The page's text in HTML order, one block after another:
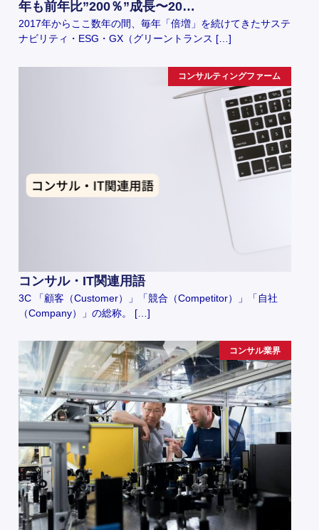
年も前年比”200％”成長〜20…
2017年からここ数年の間、毎年「倍増」を続けてきたサステ
ナビリティ・ESG・GX（グリーントランス […]
コンサルティングファーム
コンサル・IT関連用語
3C 「顧客（Customer）」「競合（Competitor）」「自社
（Company）」の総称。 […]
コンサル業界